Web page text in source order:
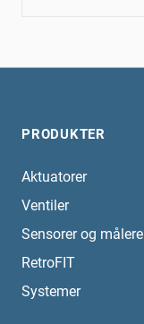
PRODUKTER
Aktuatorer
Ventiler
Sensorer og målere
RetroFIT
Systemer